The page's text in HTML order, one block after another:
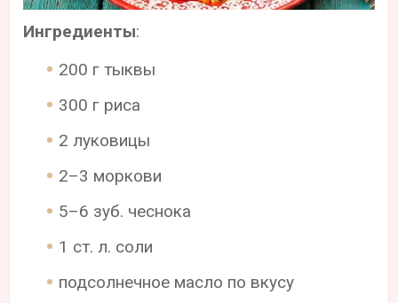
Ингредиенты:
200 г тыквы
300 г риса
2 луковицы
2–3 моркови
5–6 зуб. чеснока
1 ст. л. соли
подсолнечное масло по вкусу